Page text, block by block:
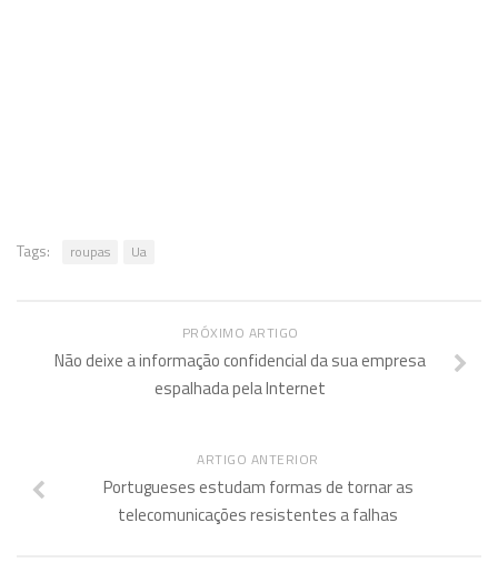
Tags: roupas Ua
PRÓXIMO ARTIGO
Não deixe a informação confidencial da sua empresa
espalhada pela Internet
ARTIGO ANTERIOR
Portugueses estudam formas de tornar as
telecomunicações resistentes a falhas